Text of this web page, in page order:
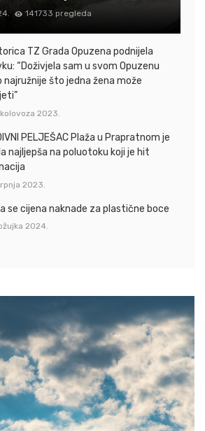
141733 pregleda
TZ Grada Opuzena podnijela
“Doživjela sam u svom Opuzenu
najružnije što jedna žena može
2023.
PELJEŠAC Plaža u Prapratnom je
najljepša na poluotoku koji je hit
2023.
se cijena naknade za plastične boce
2024.